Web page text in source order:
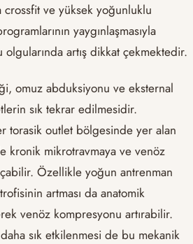
ve yüksek yoğunluklu
yaygınlaşmasıyla
artış dikkat çekmektedir.
omuz abduksiyonu ve eksternal
sık tekrar edilmesidir.
torasik outlet bölgesinde yer alan
kronik mikrotravmaya ve venöz
Özellikle yoğun antrenman
artması da anatomik
venöz kompresyonu artırabilir.
sık etkilenmesi de bu mekanik